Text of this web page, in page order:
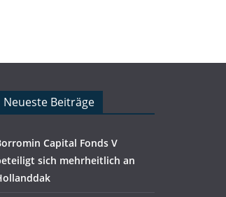
Neueste Beiträge
Capital Fonds V
sich mehrheitlich an